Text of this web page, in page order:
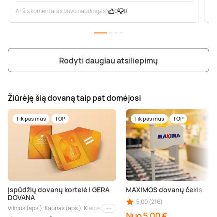
Ar šis komentaras buvo naudingas? 0 0
Rodyti daugiau atsiliepimų
Žiūrėję šią dovaną taip pat domėjosi
Tik pas mus TOP
Įspūdžių dovanų kortelė | GERA
DOVANA
Vilnius (aps.), Kaunas (aps.), Klaipėda (aps.), Palanga (aps.), Nida (aps.),
Kiti miestai
Tik pas mus TOP
MAXIMOS dovanų čekis
5,00 (216)